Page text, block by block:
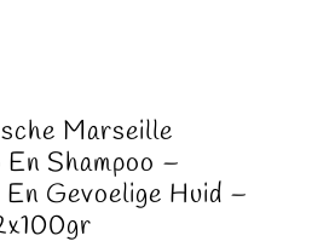
Marseille
Shampoo –
Gevoelige Huid –